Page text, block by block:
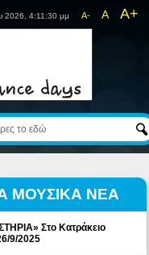
A- A A+
2026, 4:11:30 μμ
ΜΟΥΣΙΚΑ ΝΕΑ
Στο Κατράκειο
9/2025